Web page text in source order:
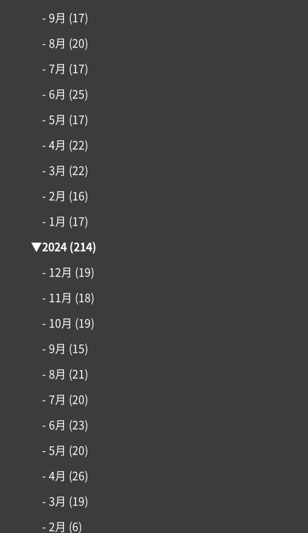
アイフルホームについて
土地情報
インフォメーション
- 9月 (17)
- 8月 (20)
- 7月 (17)
- 6月 (25)
- 5月 (17)
- 4月 (22)
- 3月 (22)
- 2月 (16)
- 1月 (17)
▼2024(214)
- 12月 (19)
- 11月 (18)
- 10月 (19)
- 9月 (15)
- 8月 (21)
- 7月 (20)
- 6月 (23)
- 5月 (20)
- 4月 (26)
- 3月 (19)
- 2月 (6)